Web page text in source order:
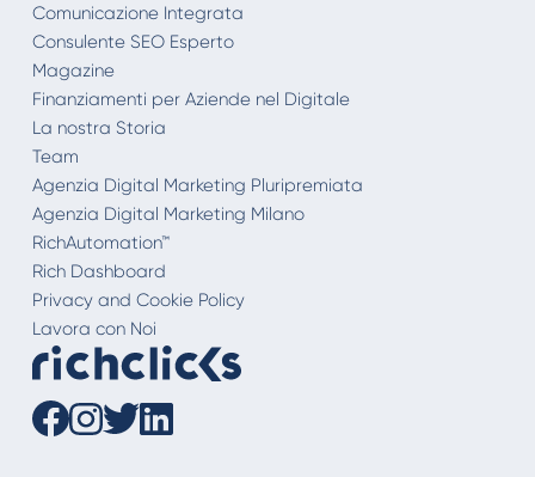
Comunicazione Integrata
Consulente SEO Esperto
Magazine
Finanziamenti per Aziende nel Digitale
La nostra Storia
Team
Agenzia Digital Marketing Pluripremiata
Agenzia Digital Marketing Milano
RichAutomation™
Rich Dashboard
Privacy and Cookie Policy
Lavora con Noi